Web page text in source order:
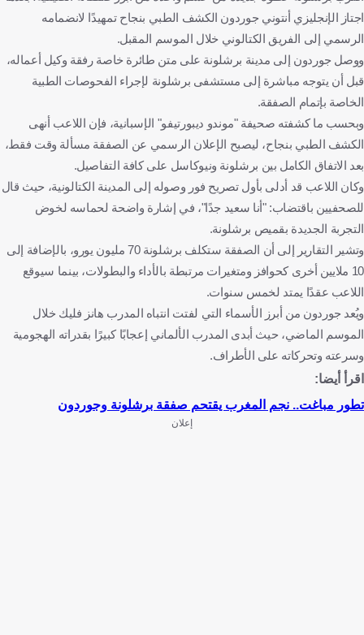
فولهام
نيوكاسل يونايتد
الدوري الإنجليزي الممتاز
إنجلترا
إسبانيا كرة قدم
اجتاز الإنجليزي أنتوني جوردون الكشف الطبي بنجاح تمهيدًا لانضمامه
الرسمي إلى الفريق الكتالوني خلال الموسم المقبل.
ووصل جوردون إلى مدينة برشلونة على متن طائرة خاصة رفقة وكيل أعماله،
قبل أن يتوجه مباشرة إلى مستشفى برشلونة لإجراء الفحوصات الطبية
الخاصة بإتمام الصفقة.
وبحسب ما كشفته صحيفة "موندو ديبورتيفو" الإسبانية، فإن اللاعب أنهى
الكشف الطبي بنجاح، ليصبح الإعلان الرسمي عن الصفقة مسألة وقت فقط،
بعد الاتفاق الكامل بين برشلونة ونيوكاسل على كافة التفاصيل.
وكان اللاعب قد أدلى بأول تصريح فور وصوله إلى المدينة الكتالونية، حيث قال
للصحفيين باقتضاب: "أنا سعيد جدًا"، في إشارة واضحة لحماسه لخوض
التجربة الجديدة بقميص برشلونة.
وتشير التقارير إلى أن الصفقة ستكلف برشلونة 70 مليون يورو، بالإضافة إلى
10 ملايين أخرى كحوافز ومتغيرات مرتبطة بالأداء والبطولات، بينما سيوقع
اللاعب عقدًا يمتد لخمس سنوات.
ويُعد جوردون من أبرز الأسماء التي لفتت انتباه المدرب هانز فليك خلال
الموسم الماضي، حيث أبدى المدرب الألماني إعجابًا كبيرًا بقدراته الهجومية
وسرعته وتحركاته على الأطراف.
اقرأ أيضا:
تطور مباغت.. نجم المغرب يقتحم صفقة برشلونة وجوردون
إعلان